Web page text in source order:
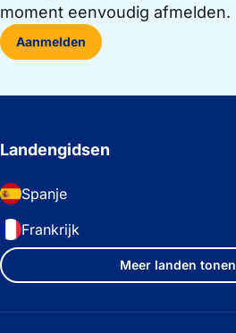
moment eenvoudig afmelden.
Aanmelden
Landengidsen
Spanje
Frankrijk
Meer landen tonen